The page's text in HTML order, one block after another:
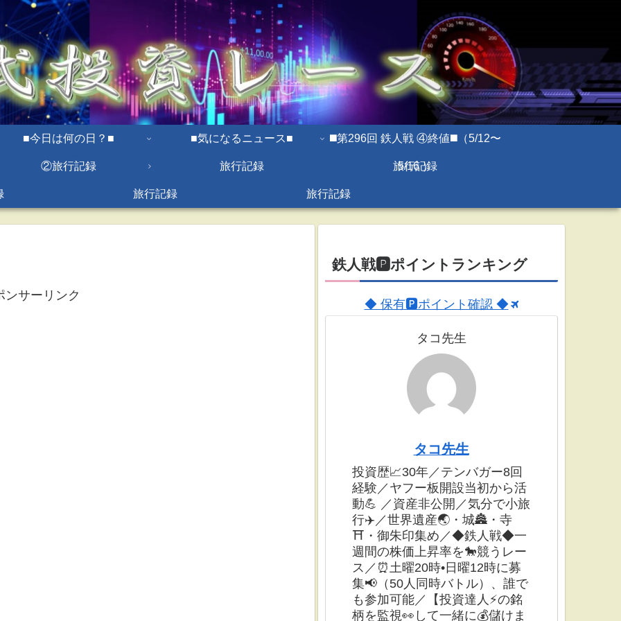
■今日は何の日？■ ■気になるニュース■ ◼️第296回 鉄人戦 ④終値◼️（5/12〜
5/16 ）
②旅行記録 旅行記録 旅行記録
旅行記録 旅行記録
ンサーリンク
鉄人戦🅿ポイントランキング
◆ 保有🅿ポイント確認 ◆
タコ先生
タコ先生
投資歴📈30年／テンバガー8回
経験／ヤフー板開設当初から活
動💪 ／資産非公開／気分で小旅
行✈️／世界遺産🌏・城🏯・寺
⛩・御朱印集め／◆鉄人戦◆一
週間の株価上昇率を🐎競うレー
ス／⏰土曜20時•日曜12時に募
集📢（50人同時バトル）、誰で
も参加可能／【投資達人⚡️の銘
柄を監視👀して一緒に💰儲けま